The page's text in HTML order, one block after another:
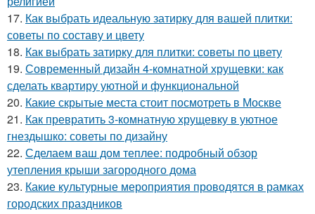
17. Как выбрать идеальную затирку для вашей плитки:
советы по составу и цвету
18. Как выбрать затирку для плитки: советы по цвету
19. Современный дизайн 4-комнатной хрущевки: как
сделать квартиру уютной и функциональной
20. Какие скрытые места стоит посмотреть в Москве
21. Как превратить 3-комнатную хрущевку в уютное
гнездышко: советы по дизайну
22. Сделаем ваш дом теплее: подробный обзор
утепления крыши загородного дома
23. Какие культурные мероприятия проводятся в рамках
городских праздников